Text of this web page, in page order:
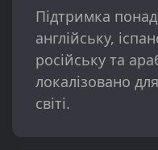
Підтримка
англійську,
російську та
локалізовано
світі.